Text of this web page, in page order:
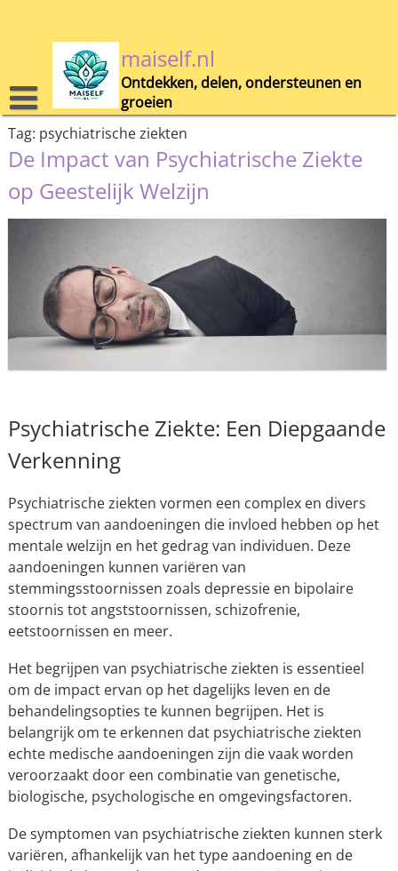
maiself.nl
Ontdekken, delen, ondersteunen en
groeien
Tag: psychiatrische ziekten
De Impact van Psychiatrische Ziekte
op Geestelijk Welzijn
Psychiatrische Ziekte: Een Diepgaande
Verkenning
Psychiatrische ziekten vormen een complex en divers
spectrum van aandoeningen die invloed hebben op het
mentale welzijn en het gedrag van individuen. Deze
aandoeningen kunnen variëren van
stemmingsstoornissen zoals depressie en bipolaire
stoornis tot angststoornissen, schizofrenie,
eetstoornissen en meer.
Het begrijpen van psychiatrische ziekten is essentieel
om de impact ervan op het dagelijks leven en de
behandelingsopties te kunnen begrijpen. Het is
belangrijk om te erkennen dat psychiatrische ziekten
echte medische aandoeningen zijn die vaak worden
veroorzaakt door een combinatie van genetische,
biologische, psychologische en omgevingsfactoren.
De symptomen van psychiatrische ziekten kunnen sterk
variëren, afhankelijk van het type aandoening en de